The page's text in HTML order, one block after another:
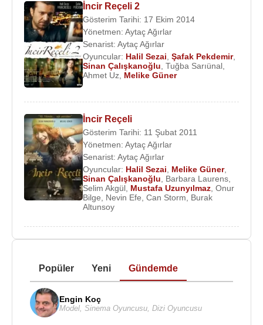
İncir Reçeli 2
Gösterim Tarihi: 17 Ekim 2014
Yönetmen: Aytaç Ağırlar
Senarist: Aytaç Ağırlar
Oyuncular: Halil Sezai Şafak Pekdemir,
Sinan Çalışkanoğlu Tuğba Sarıünal
Ahmet Uz Melike Güner
İncir Reçeli
Gösterim Tarihi: 11 Şubat 2011
Yönetmen: Aytaç Ağırlar
Senarist: Aytaç Ağırlar
Oyuncular: Halil Sezai Melike Güner,
Sinan Çalışkanoğlu
Barbara Laurens
Selim Akgül Mustafa Uzunyılmaz Onur
Bilge
Nevin Efe Can Storm
Burak
Altunsoy
Popüler Yeni Gündemde
Engin Koç
Model, Sinema Oyuncusu, Dizi Oyuncusu